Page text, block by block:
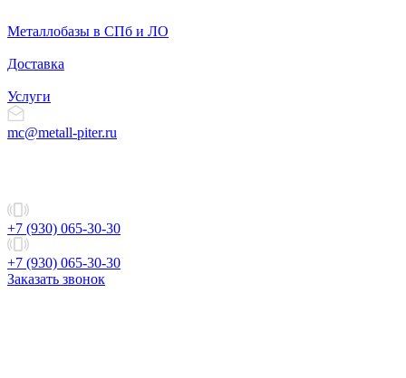
Металлобазы в СПб и ЛО
Доставка
Услуги
mc@metall-piter.ru
+7 (930) 065-30-30
+7 (930) 065-30-30
Заказать звонок